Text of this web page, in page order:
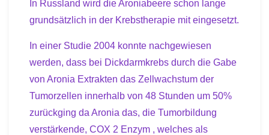
In Russland wird die Aroniabeere schon lange
grundsätzlich in der Krebstherapie mit eingesetzt.
In einer Studie 2004 konnte nachgewiesen
werden, dass bei Dickdarmkrebs durch die Gabe
von Aronia Extrakten das Zellwachstum der
Tumorzellen innerhalb von 48 Stunden um 50%
zurückging da Aronia das, die Tumorbildung
verstärkende, COX 2 Enzym , welches als